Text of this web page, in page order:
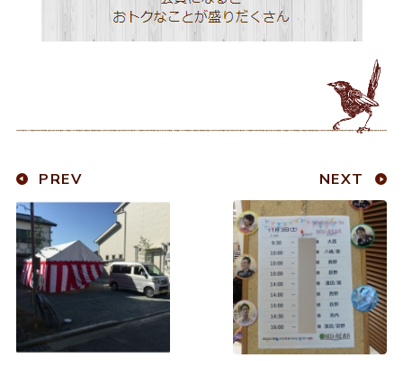
PREV NEXT